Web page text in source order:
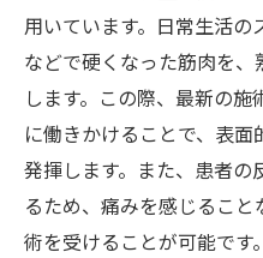
用いています。日常生活
などで硬くなった筋肉を
します。この際、最新の
に働きかけることで、表
発揮します。また、患者
るため、痛みを感じるこ
術を受けることが可能で